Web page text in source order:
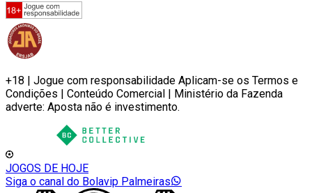
+18 | Jogue com responsabilidade Aplicam-se os Termos e
Condições | Conteúdo Comercial | Ministério da Fazenda
adverte: Aposta não é investimento.
JOGOS DE HOJE
Siga o canal do Bolavip Palmeiras